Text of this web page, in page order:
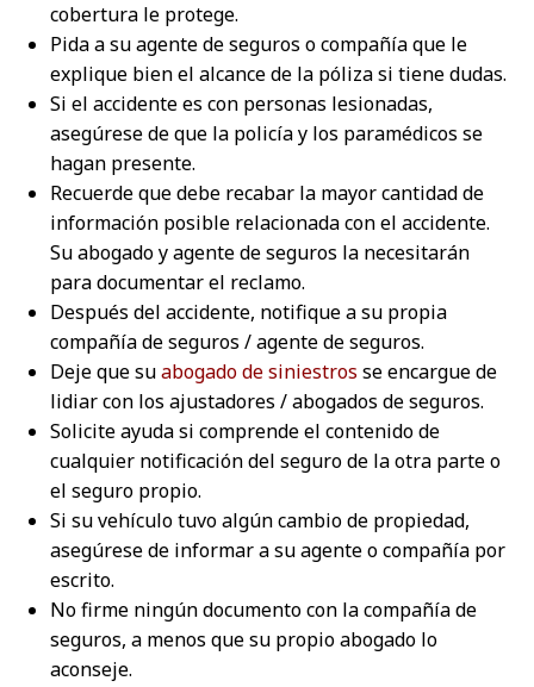
cobertura le protege.
Pida a su agente de seguros o compañía que le
explique bien el alcance de la póliza si tiene dudas.
Si el accidente es con personas lesionadas,
asegúrese de que la policía y los paramédicos se
hagan presente.
Recuerde que debe recabar la mayor cantidad de
información posible relacionada con el accidente.
Su abogado y agente de seguros la necesitarán
para documentar el reclamo.
Después del accidente, notifique a su propia
compañía de seguros / agente de seguros.
Deje que suabogado de siniestrosse encargue de
lidiar con los ajustadores / abogados de seguros.
Solicite ayuda si comprende el contenido de
cualquier notificación del seguro de la otra parte o
el seguro propio.
Si su vehículo tuvo algún cambio de propiedad,
asegúrese de informar a su agente o compañía por
escrito.
No firme ningún documento con la compañía de
seguros, a menos que su propio abogado lo
aconseje.